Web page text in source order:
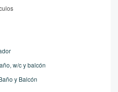
w/c y balcón
y Balcón